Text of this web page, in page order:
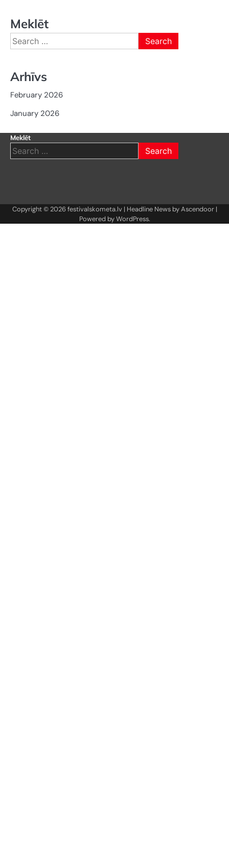
Meklēt
Search
for:
Arhīvs
February 2026
January 2026
Meklēt
Search
for:
Copyright © 2026festivalskometa.lv| Headline News byAscendoor|
Powered byWordPress.